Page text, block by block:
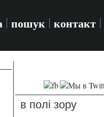
пошук контакт
в полі зору